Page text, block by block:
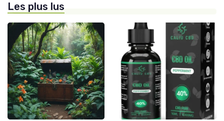
Les plus lus